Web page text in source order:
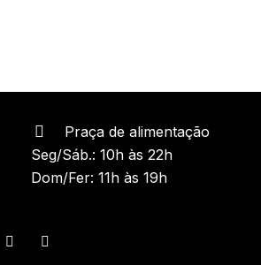
Praça de alimentação
Seg/Sáb.: 10h às 22h
Dom/Fer: 11h às 19h